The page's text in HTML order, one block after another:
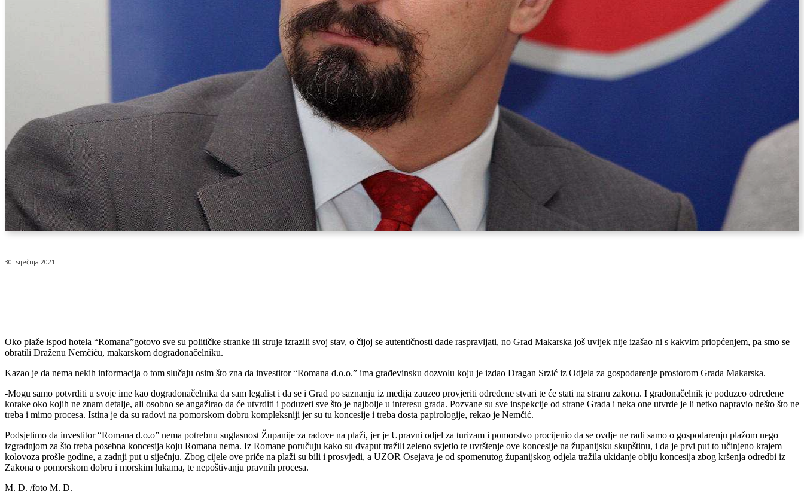
30. siječnja 2021.
Oko plaže ispod hotela “Romana”gotovo sve su političke stranke ili struje izrazili svoj stav, o čijoj se autentičnosti dade raspravljati, no Grad Makarska još uvijek nije izašao ni s kakvim priopćenjem, pa smo se
obratili Draženu Nemčiću, makarskom dogradonačelniku.
Kazao je da nema nekih informacija o tom slučaju osim što zna da investitor “Romana d.o.o.” ima građevinsku dozvolu koju je izdao Dragan Srzić iz Odjela za gospodarenje prostorom Grada Makarska.
-Mogu samo potvrditi u svoje ime kao dogradonačelnika da sam legalist i da se i Grad po saznanju iz medija zauzeo provjeriti određene stvari te će stati na stranu zakona. I gradonačelnik je poduzeo određene
korake oko kojih ne znam detalje, ali osobno se angažirao da će utvrditi i poduzeti sve što je najbolje u interesu grada. Pozvane su sve inspekcije od strane Grada i neka one utvrde je li netko napravio nešto što ne
treba i mimo procesa. Istina je da su radovi na pomorskom dobru kompleksniji jer su tu koncesije i treba dosta papirologije, rekao je Nemčić.
Podsjetimo da investitor “Romana d.o.o” nema potrebnu suglasnost Županije za radove na plaži, jer je Upravni odjel za turizam i pomorstvo procijenio da se ovdje ne radi samo o gospodarenju plažom nego
izgradnjom za što treba posebna koncesija koju Romana nema. Iz Romane poručuju kako su dvaput tražili zeleno svjetlo te uvrštenje ove koncesije na županijsku skupštinu, i da je prvi put to učinjeno krajem
kolovoza prošle godine, a zadnji put u siječnju. Zbog cijele ove priče na plaži su bili i prosvjedi, a UZOR Osejava je od spomenutog županijskog odjela tražila ukidanje obiju koncesija zbog kršenja odredbi iz
Zakona o pomorskom dobru i morskim lukama, te nepoštivanju pravnih procesa.
M. D. /foto M. D.